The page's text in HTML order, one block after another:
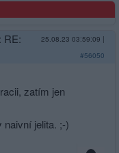
RE:
25.08.23 03:59:09 |
#56050
zatím jen
naivní jelita. ;-)